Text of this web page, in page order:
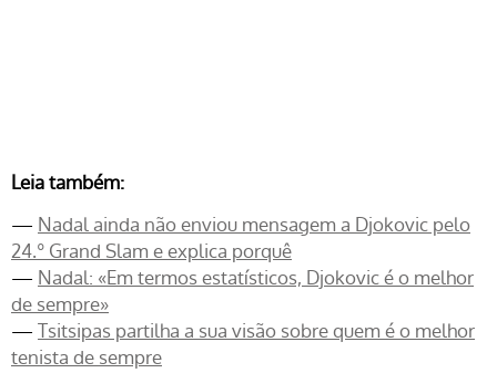
Leia também:
— Nadal ainda não enviou mensagem a Djokovic pelo
24.º Grand Slam e explica porquê
— Nadal: «Em termos estatísticos, Djokovic é o melhor
de sempre»
— Tsitsipas partilha a sua visão sobre quem é o melhor
tenista de sempre